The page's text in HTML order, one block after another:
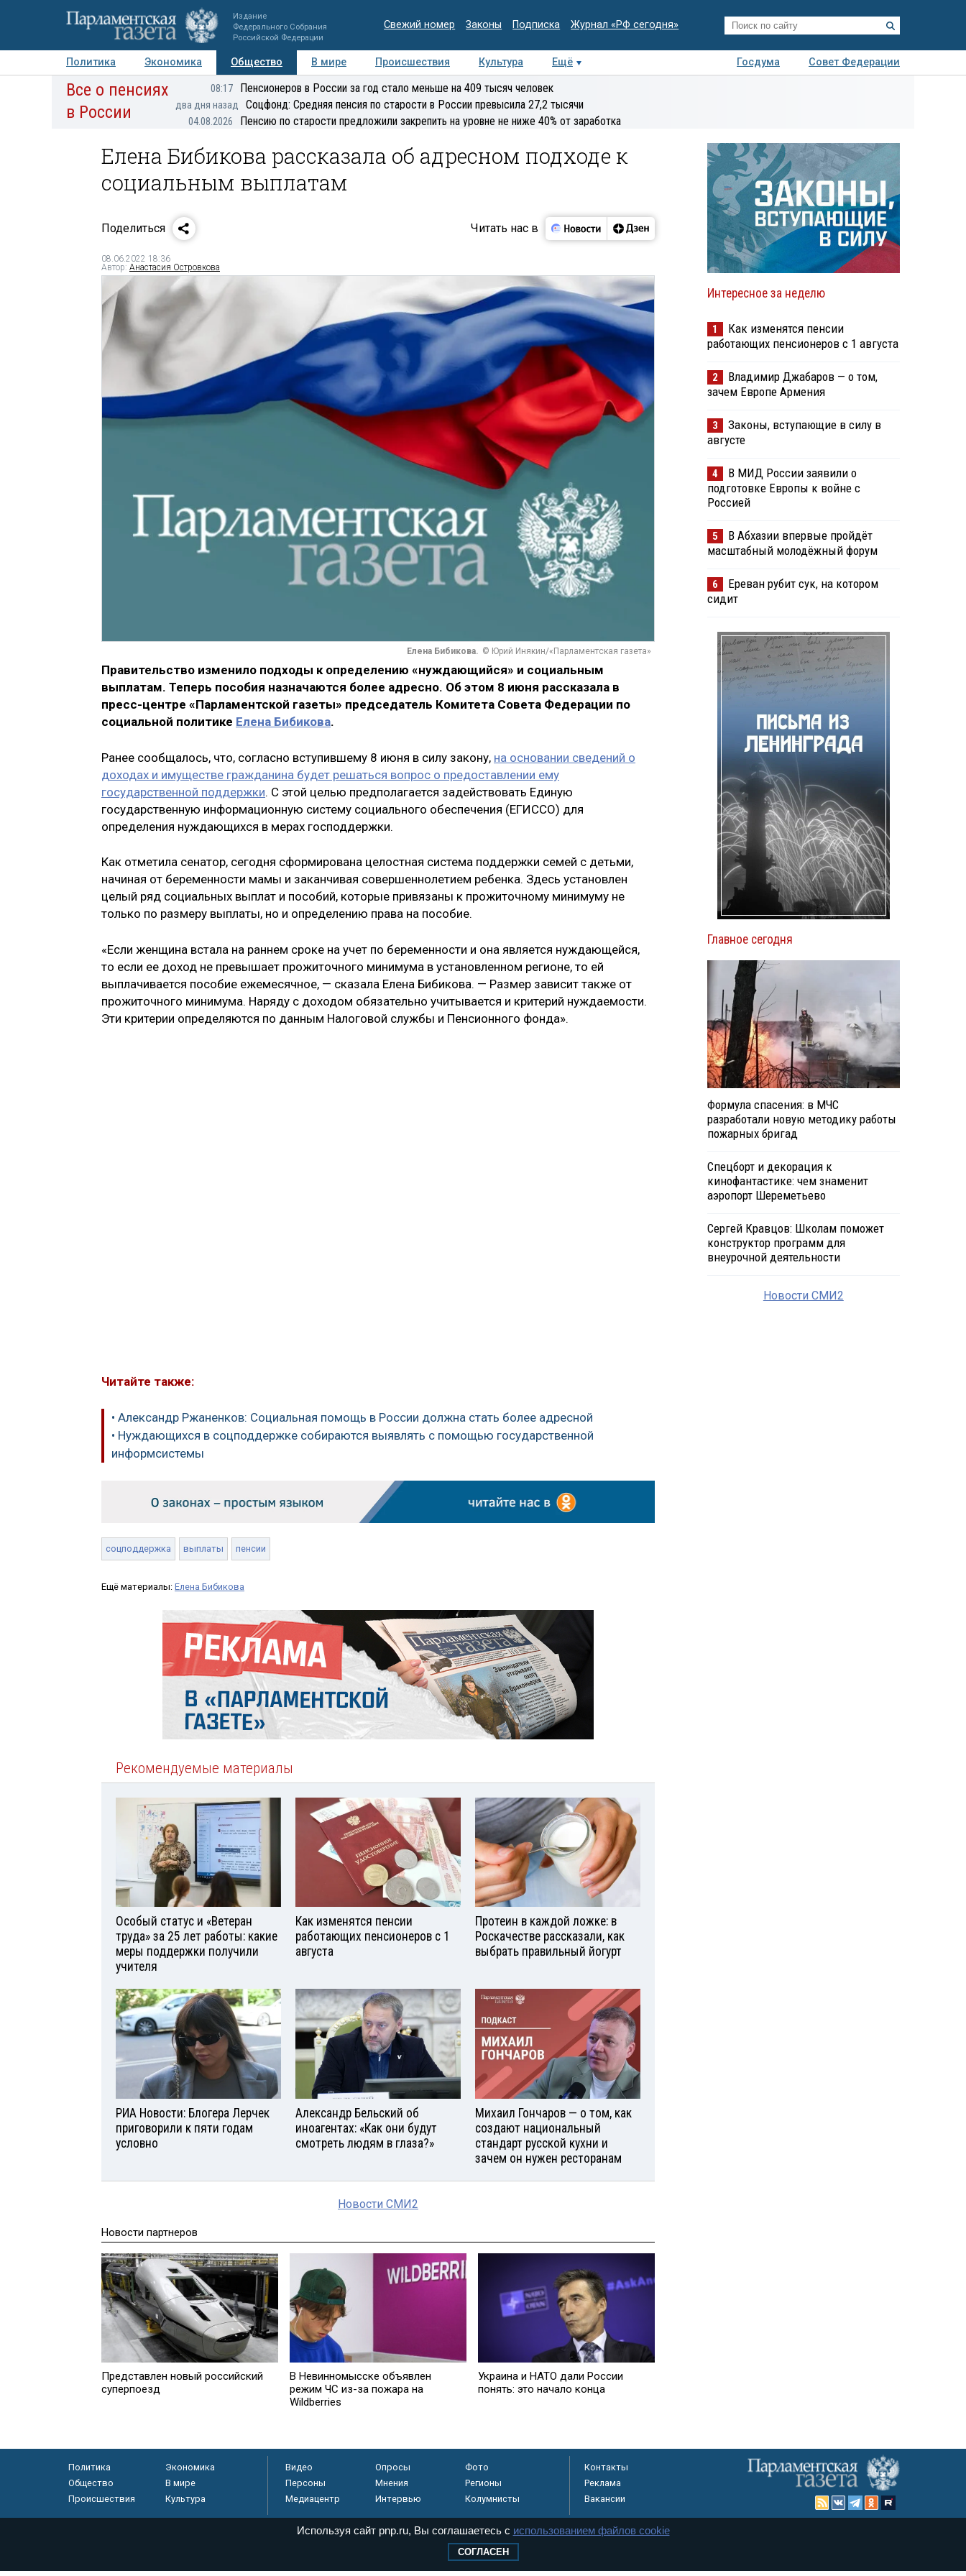
Издание
Федерального Собрания
Российской Федерации
Свежий номер Законы Подписка Журнал «РФ сегодня»
Политика Экономика Общество В мире Происшествия Культура Ещё Госдума
Совет Федерации
Авторы Персоны Мнения Регионы Медиацентр Интервью Колумнисты
Все о пенсиях
в России
08:17 Пенсионеров в России за год стало меньше на 409 тысяч человек
два дня назад Соцфонд: Средняя пенсия по старости в России превысила 27,2 тысячи
04.08.2026 Пенсию по старости предложили закрепить на уровне не ниже 40% от заработка
Елена Бибикова рассказала об адресном подходе к
социальным выплатам
Поделиться Читать нас в
08.06.2022 18:36
Автор: Анастасия Островкова
Елена Бибикова. © Юрий Инякин/«Парламентская газета»
Правительство изменило подходы к определению «нуждающийся» и социальным
выплатам. Теперь пособия назначаются более адресно. Об этом 8 июня рассказала в
пресс-центре «Парламентской газеты» председатель Комитета Совета Федерации по
социальной политике Елена Бибикова.
Ранее сообщалось, что, согласно вступившему 8 июня в силу закону, на основании сведений о
доходах и имуществе гражданина будет решаться вопрос о предоставлении ему
государственной поддержки. С этой целью предполагается задействовать Единую
государственную информационную систему социального обеспечения (ЕГИССО) для
определения нуждающихся в мерах господдержки.
Как отметила сенатор, сегодня сформирована целостная система поддержки семей с детьми,
начиная от беременности мамы и заканчивая совершеннолетием ребенка. Здесь установлен
целый ряд социальных выплат и пособий, которые привязаны к прожиточному минимуму не
только по размеру выплаты, но и определению права на пособие.
«Если женщина встала на раннем сроке на учет по беременности и она является нуждающейся,
то если ее доход не превышает прожиточного минимума в установленном регионе, то ей
выплачивается пособие ежемесячное, — сказала Елена Бибикова. — Размер зависит также от
прожиточного минимума. Наряду с доходом обязательно учитывается и критерий нуждаемости.
Эти критерии определяются по данным Налоговой службы и Пенсионного фонда».
Читайте также:
• Александр Ржаненков: Социальная помощь в России должна стать более адресн­ой
• Нуждающихся в соцподдержке собираются выявлять с помощью государственной
информсистемы
соцподдержка выплаты пенсии
Ещё материалы: Елена Бибикова
Рекомендуемые материалы
Особый статус и «Ветеран
труда» за 25 лет работы: какие
меры поддержки получили
учителя
Как изменятся пенсии
работающих пенсионеров с 1
августа
Протеин в каждой ложке: в
Роскачестве рассказали, как
выбрать правильный йогурт
РИА Новости: Блогера Лерчек
приговорили к пяти годам
условно
Александр Бельский об
иноагентах: «Как они будут
смотреть людям в глаза?»
Михаил Гончаров — о том, как
создают национальный
стандарт русской кухни и
зачем он нужен ресторанам
Новости СМИ2
Новости партнеров
Представлен новый российский
суперпоезд
В Невинномысске объявлен
режим ЧС из-за пожара на
Wildberries
Украина и НАТО дали России
понять: это начало конца
Интересное за неделю
1
Как изменятся пенсии
работающих пенсионеров с 1 августа
2
Владимир Джабаров — о том,
зачем Европе Армения
3
Законы, вступающие в силу в
августе
4
В МИД России заявили о
подготовке Европы к войне с
Россией
5
В Абхазии впервые пройдёт
масштабный молодёжный форум
6
Ереван рубит сук, на котором
сидит
Главное сегодня
Формула спасения: в МЧС
разработали новую методику работы
пожарных бригад
Спецборт и декорация к
кинофантастике: чем знаменит
аэропорт Шереметьево
Сергей Кравцов: Школам поможет
конструктор программ для
внеурочной деятельности
Новости СМИ2
Политика
Экономика
Общество
В мире
Происшествия
Культура
Видео Опросы
Фото
Персоны
Мнения
Регионы
Медиацентр
Интервью Колумнисты
Контакты
Реклама
Вакансии
Федеральной службе по надзору в сфере связи, информационных технологий и
Используя сайт pnp.ru, Вы соглашаетесь с использованием файлов cookie
СОГЛАСЕН